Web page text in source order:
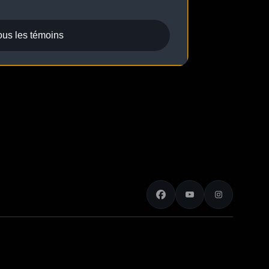
les témoins